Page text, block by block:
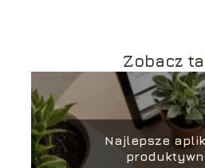
Zobacz
Najlepsze